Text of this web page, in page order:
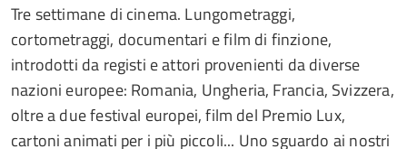
Tre settimane di cinema. Lungometraggi,
cortometraggi, documentari e film di finzione,
introdotti da registi e attori provenienti da diverse
nazioni europee: Romania, Ungheria, Francia, Svizzera,
oltre a due festival europei, film del Premio Lux,
cartoni animati per i più piccoli... Uno sguardo ai nostri